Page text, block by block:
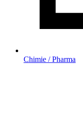
Chimie / Pharma